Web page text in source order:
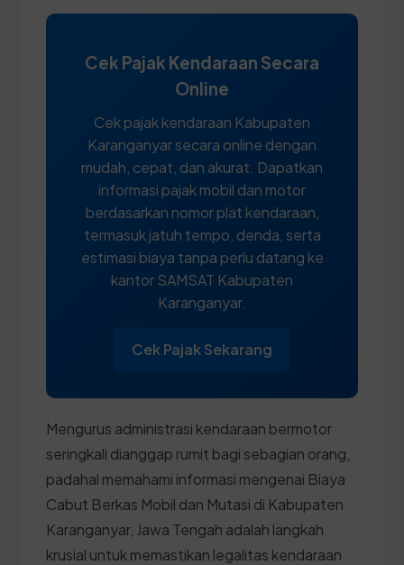
Cek Pajak Kendaraan Secara
Online
Cek pajak kendaraan Kabupaten
Karanganyar secara online dengan
mudah, cepat, dan akurat. Dapatkan
informasi pajak mobil dan motor
berdasarkan nomor plat kendaraan,
termasuk jatuh tempo, denda, serta
estimasi biaya tanpa perlu datang ke
kantor SAMSAT Kabupaten
Karanganyar.
Cek Pajak Sekarang
Mengurus administrasi kendaraan bermotor
seringkali dianggap rumit bagi sebagian orang,
padahal memahami informasi mengenai Biaya
Cabut Berkas Mobil dan Mutasi di Kabupaten
Karanganyar, Jawa Tengah adalah langkah
krusial untuk memastikan legalitas kendaraan